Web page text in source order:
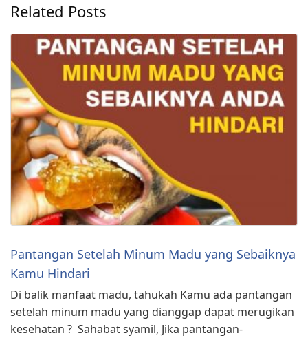
Related Posts
Pantangan Setelah Minum Madu yang Sebaiknya
Kamu Hindari
Di balik manfaat madu, tahukah Kamu ada pantangan
setelah minum madu yang dianggap dapat merugikan
kesehatan ?⁣ ⁣ Sahabat syamil, Jika pantangan-